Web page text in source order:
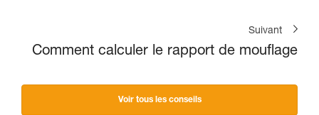
Suivant
Comment calculer le rapport de mouflage
Voir tous les conseils